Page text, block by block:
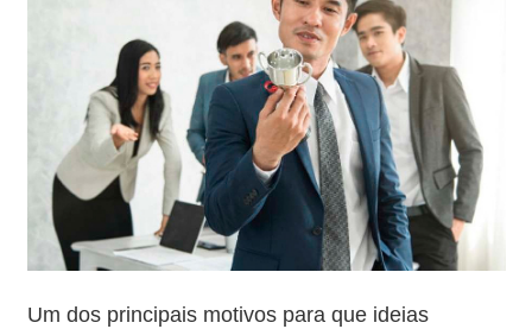
Um dos principais motivos para que ideias